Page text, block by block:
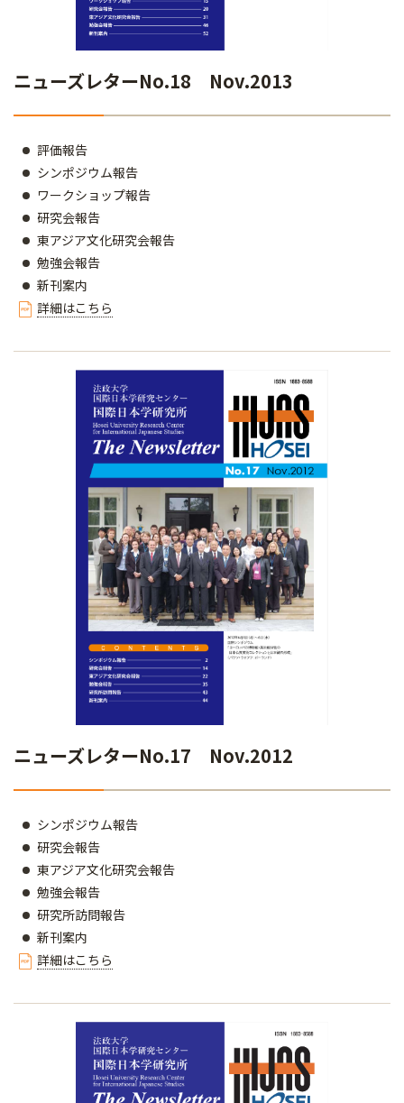
ニューズレターNo.18 Nov.2013
評価報告
シンポジウム報告
ワークショップ報告
研究会報告
東アジア文化研究会報告
勉強会報告
新刊案内
詳細はこちら
ニューズレターNo.17 Nov.2012
シンポジウム報告
研究会報告
東アジア文化研究会報告
勉強会報告
研究所訪問報告
新刊案内
詳細はこちら